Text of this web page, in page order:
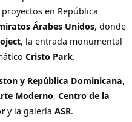
en República
Árabes Unidos, donde
, la entrada monumental
Cristo Park.
y República Dominicana,
Moderno, Centro de la
y la galería ASR.